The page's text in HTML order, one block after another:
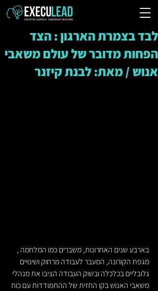
לבד בצמרת הארגון : הצד
הפחות מדובר של עולם משאבי
אנוש / מאת: לבנת קיזנר
בארבע שנים האחרונות, משברים כמו המלחמה ,
מגפת הקורונה, המעבר לעבודה מרחוק ושינויים
גלובליים בכלכלה ובשוק העבודה הציבו את מנהלי
משאבי האנוש בקו החזית של ההתמודדות עם כוח